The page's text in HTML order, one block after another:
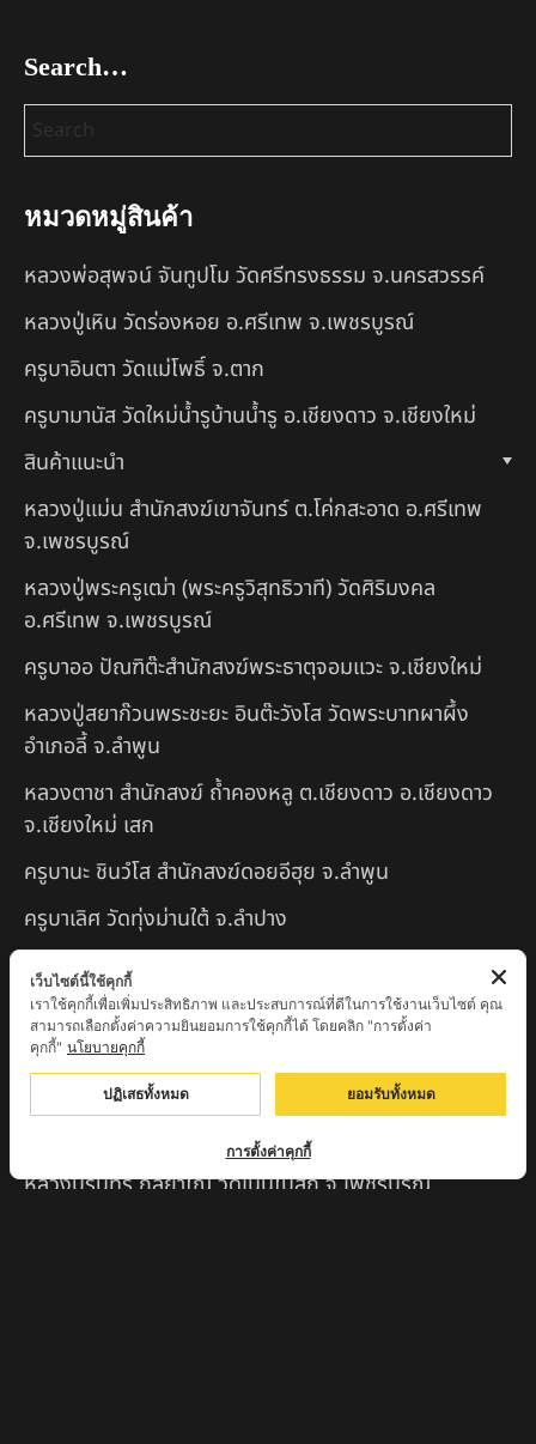
Search…
หมวดหมู่สินค้า
หลวงพ่อสุพจน์ จันทูปโม วัดศรีทรงธรรม จ.นครสวรรค์
หลวงปู่เหิน วัดร่องหอย อ.ศรีเทพ จ.เพชรบูรณ์
ครูบาอินตา วัดแม่โพธิ์ จ.ตาก
ครูบามานัส วัดใหม่น้ำรูบ้านน้ำรู อ.เชียงดาว จ.เชียงใหม่
สินค้าแนะนำ
หลวงปู่แม่น สำนักสงฆ์เขาจันทร์ ต.โค่กสะอาด อ.ศรีเทพ
จ.เพชรบูรณ์
หลวงปู่พระครูเฒ่า (พระครูวิสุทธิวาที) วัดศิริมงคล
อ.ศรีเทพ จ.เพชรบูรณ์
ครูบาออ ปัณฑิต๊ะสำนักสงฆ์พระธาตุจอมแวะ จ.เชียงใหม่
หลวงปู่สยาก๊วนพระชะยะ อินต๊ะวังโส วัดพระบาทผาผึ้ง
อำเภอลี้ จ.ลำพูน
หลวงตาชา สำนักสงฆ์ ถ้ำคองหลู ต.เชียงดาว อ.เชียงดาว
จ.เชียงใหม่ เสก
ครูบานะ ชินวํโส สำนักสงฆ์ดอยอีฮุย จ.ลำพูน
ครูบาเลิศ วัดทุ่งม่านใต้ จ.ลำปาง
หลวงปู่หนู นรินโท วัดวังท่าดี จ.เพชรบูรณ์
ครูบาทอง วัดก้อท่า จ.ลำพูน
ครูบาตุ๊เจ้าปู่หว่าหลิ่ง วิระทะโย วัดเวฬุวัน อ.เชียงดาว
จ.เชียงใหม่
ครูบาศรี สุจิตโต บ้านสบก๋ง จ.ลำปาง
หลวงปู่รินทร์ กลฺยาโณ วัดเนินโบสถ์ จ.เพชรบูรณ์
เว็บไซต์นี้ใช้คุกกี้
เราใช้คุกกี้เพื่อเพิ่มประสิทธิภาพ และประสบการณ์ที่ดีในการใช้งานเว็บไซต์ คุณ
สามารถเลือกตั้งค่าความยินยอมการใช้คุกกี้ได้ โดยคลิก "การตั้งค่า
คุกกี้" นโยบายคุกกี้
ปฏิเสธทั้งหมด ยอมรับทั้งหมด
การตั้งค่าคุกกี้